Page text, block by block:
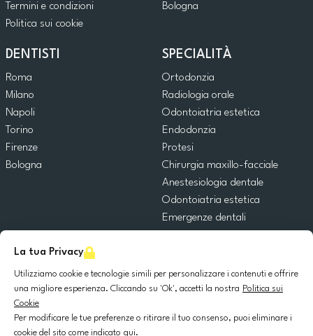
La tua Privacy
Utilizziamo cookie e tecnologie simili per personalizzare i contenuti e offrire
una migliore esperienza. Cliccando su 'Ok', accetti la nostra Politica sui
Cookie
Per modificare le tue preferenze o ritirare il tuo consenso, puoi eliminare i
cookie del sito come indicato qui.
Termini e condizioni
Politica sui cookie
Bologna
DENTISTI
Roma
Milano
Napoli
Torino
Firenze
Bologna
SPECIALITÀ
Ortodonzia
Radiologia orale
Odontoiatria estetica
Endodonzia
Protesi
Chirurgia maxillo-facciale
Anestesiologia dentale
Odontoiatria estetica
Emergenze dentali
Chirurgia orale
Implantologia dentale